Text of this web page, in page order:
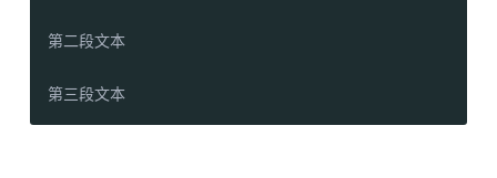
第二段文本
第三段文本